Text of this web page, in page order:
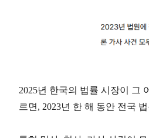
2025년 한국의 법률 시장이 그
르면, 2023년 한 해 동안 전국